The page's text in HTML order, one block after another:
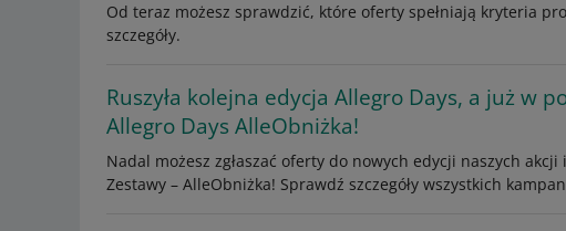
Od teraz możesz sprawdzić, które oferty spełniają kryteria
szczegóły.
Ruszyła kolejna edycja Allegro Days, a już w
Allegro Days AlleObniżka!
Nadal możesz zgłaszać oferty do nowych edycji naszych
Zestawy – AlleObniżka! Sprawdź szczegóły wszystkich